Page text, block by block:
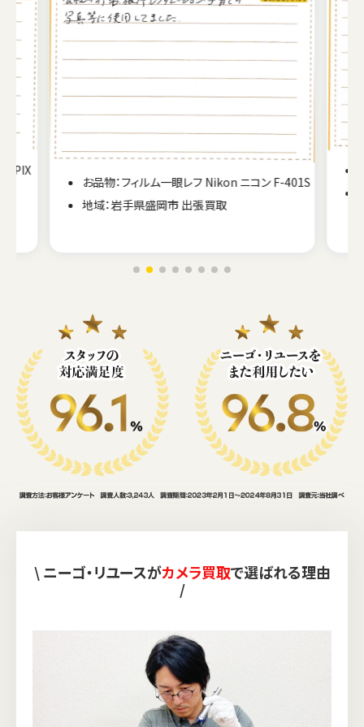
地域：長野県上田市 出張買取
\ ニーゴ・リユースがカメラ買取で選ばれる理由
/